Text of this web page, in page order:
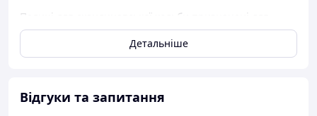
Палиці для скандинавської ходьби призначені для
активних людей. Під час походу вони допоможуть вам
утримати рівновагу і в першу чергу полегшити
навантаження на коліна і суглоби, знижуючи загальну
ефективно, ніж при звичайній ходьбі.
Детальніше
Відгуки та запитання